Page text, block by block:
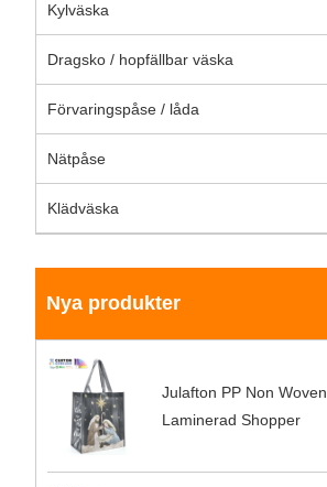
Kylväska
Dragsko / hopfällbar väska
Förvaringspåse / låda
Nätpåse
Klädväska
Nya produkter
Julafton PP Non Woven
Laminerad Shopper